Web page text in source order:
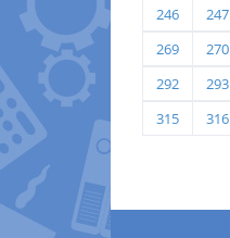
246
247
269
270
292
293
315
316